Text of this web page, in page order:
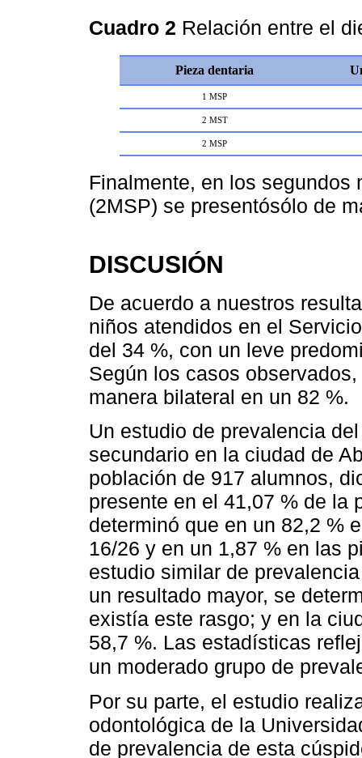
Cuadro 2 Relación entre el
Pieza dentaria
1 MSP
2 MST
2 MSP
Finalmente, en los segundos
(2MSP) se presentósólo de
DISCUSIÓN
De acuerdo a nuestros
niños atendidos en el
del 34 %, con un leve
Según los casos
manera bilateral en un 82 %.
Un estudio de prevalencia
secundario en la ciudad de
población de 917 alumnos,
presente en el 41,07 % de la
determinó que en un 82,2 %
16/26 y en un 1,87 % en las
estudio similar de
un resultado mayor, se
existía este rasgo; y en la
58,7 %. Las estadísticas
un moderado grupo de
Por su parte, el estudio
odontológica de la
de prevalencia de esta